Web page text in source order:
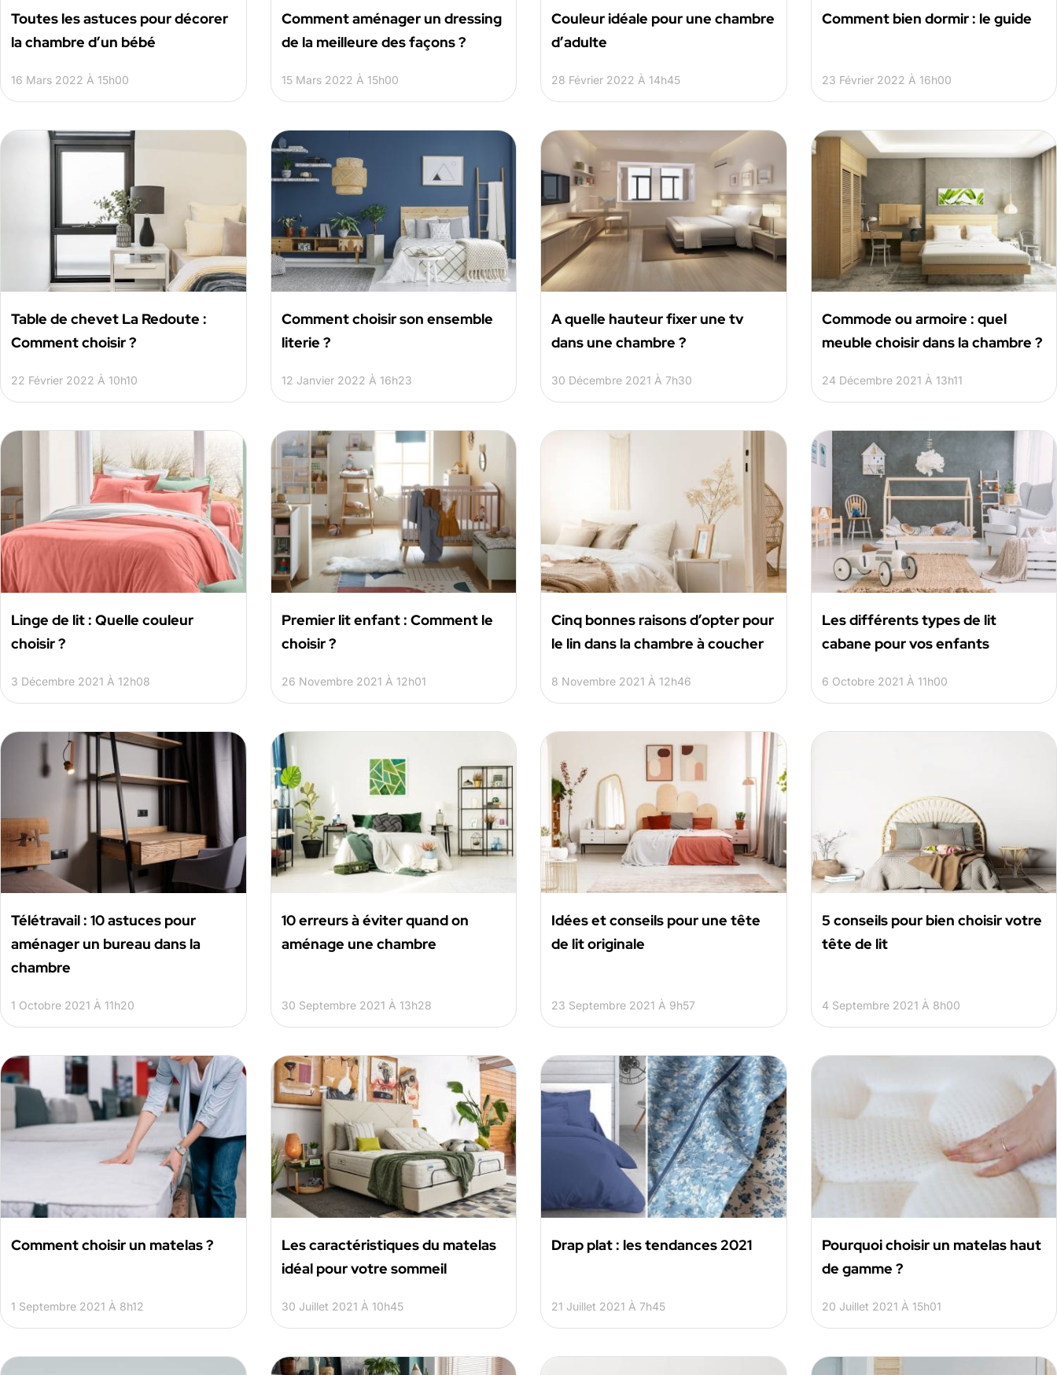
Toutes les astuces pour décorer
la chambre d’un bébé
16 Mars 2022 À 15h00
Comment aménager un dressing
de la meilleure des façons ?
15 Mars 2022 À 15h00
Couleur idéale pour une chambre
d’adulte
28 Février 2022 À 14h45
Comment bien dormir : le guide
23 Février 2022 À 16h00
Table de chevet La Redoute :
Comment choisir ?
22 Février 2022 À 10h10
Comment choisir son ensemble
literie ?
12 Janvier 2022 À 16h23
A quelle hauteur fixer une tv
dans une chambre ?
30 Décembre 2021 À 7h30
Commode ou armoire : quel
meuble choisir dans la chambre ?
24 Décembre 2021 À 13h11
Linge de lit : Quelle couleur
choisir ?
3 Décembre 2021 À 12h08
Premier lit enfant : Comment le
choisir ?
26 Novembre 2021 À 12h01
Cinq bonnes raisons d’opter pour
le lin dans la chambre à coucher
8 Novembre 2021 À 12h46
Les différents types de lit
cabane pour vos enfants
6 Octobre 2021 À 11h00
Télétravail : 10 astuces pour
aménager un bureau dans la
chambre
1 Octobre 2021 À 11h20
10 erreurs à éviter quand on
aménage une chambre
30 Septembre 2021 À 13h28
Idées et conseils pour une tête
de lit originale
23 Septembre 2021 À 9h57
5 conseils pour bien choisir votre
tête de lit
4 Septembre 2021 À 8h00
Comment choisir un matelas ?
1 Septembre 2021 À 8h12
Les caractéristiques du matelas
idéal pour votre sommeil
30 Juillet 2021 À 10h45
Drap plat : les tendances 2021
21 Juillet 2021 À 7h45
Pourquoi choisir un matelas haut
de gamme ?
20 Juillet 2021 À 15h01